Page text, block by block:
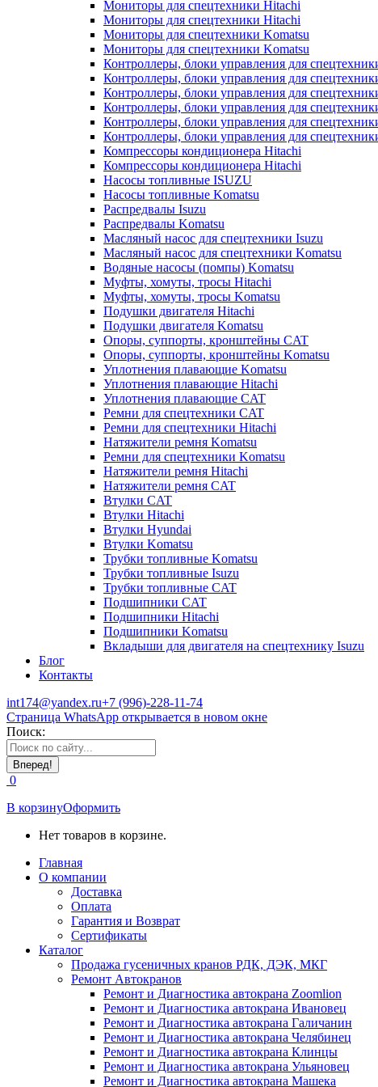
Мониторы для спецтехники Hitachi
Мониторы для спецтехники Hitachi
Мониторы для спецтехники Komatsu
Мониторы для спецтехники Komatsu
Контроллеры, блоки управления для
Контроллеры, блоки управления для
Контроллеры, блоки управления для
Контроллеры, блоки управления для
Контроллеры, блоки управления для
Контроллеры, блоки управления для
Компрессоры кондиционера Hitachi
Компрессоры кондиционера Hitachi
Насосы топливные ISUZU
Насосы топливные Komatsu
Распредвалы Isuzu
Распредвалы Komatsu
Масляный насос для спецтехники Isuzu
Масляный насос для спецтехники Komatsu
Водяные насосы (помпы) Komatsu
Муфты, хомуты, тросы Hitachi
Муфты, хомуты, тросы Komatsu
Подушки двигателя Hitachi
Подушки двигателя Komatsu
Опоры, суппорты, кронштейны CAT
Опоры, суппорты, кронштейны Komatsu
Уплотнения плавающие Komatsu
Уплотнения плавающие Hitachi
Уплотнения плавающие CAT
Ремни для спецтехники CAT
Ремни для спецтехники Hitachi
Натяжители ремня Komatsu
Ремни для спецтехники Komatsu
Натяжители ремня Hitachi
Натяжители ремня CAT
Втулки CAT
Втулки Hitachi
Втулки Hyundai
Втулки Komatsu
Трубки топливные Komatsu
Трубки топливные Isuzu
Трубки топливные CAT
Подшипники CAT
Подшипники Hitachi
Подшипники Komatsu
Вкладыши для двигателя на спецтехнику Isuzu
Блог
Контакты
int174@yandex.ru+7 (996)-228-11-74
Страница WhatsApp открывается в новом окне
Поиск:
0
В корзинуОформить
Нет товаров в корзине.
Главная
О компании
Доставка
Оплата
Гарантия и Возврат
Сертификаты
Каталог
Продажа гусеничных кранов РДК, ДЭК, МКГ
Ремонт Автокранов
Ремонт и Диагностика автокрана Zoomlion
Ремонт и Диагностика автокрана Ивановец
Ремонт и Диагностика автокрана Галичанин
Ремонт и Диагностика автокрана Челябинец
Ремонт и Диагностика автокрана Клинцы
Ремонт и Диагностика автокрана Ульяновец
Ремонт и Диагностика автокрана Машека